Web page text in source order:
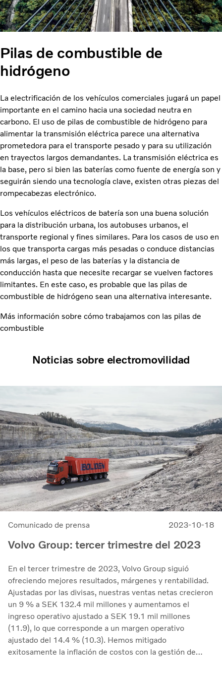
Pilas de combustible de
hidrógeno
La electrificación de los vehículos comerciales jugará un papel
importante en el camino hacia una sociedad neutra en
carbono. El uso de pilas de combustible de hidrógeno para
alimentar la transmisión eléctrica parece una alternativa
prometedora para el transporte pesado y para su utilización
en trayectos largos demandantes. La transmisión eléctrica es
la base, pero si bien las baterías como fuente de energía son y
seguirán siendo una tecnología clave, existen otras piezas del
rompecabezas electrónico.
Los vehículos eléctricos de batería son una buena solución
para la distribución urbana, los autobuses urbanos, el
transporte regional y fines similares. Para los casos de uso en
los que transporta cargas más pesadas o conduce distancias
más largas, el peso de las baterías y la distancia de
conducción hasta que necesite recargar se vuelven factores
limitantes. En este caso, es probable que las pilas de
combustible de hidrógeno sean una alternativa interesante.
Más información sobre cómo trabajamos con las pilas de
combustible
Noticias sobre electromovilidad
Comunicado de prensa 2023-10-18
Volvo Group: tercer trimestre del 2023
En el tercer trimestre de 2023, Volvo Group siguió
ofreciendo mejores resultados, márgenes y rentabilidad.
Ajustadas por las divisas, nuestras ventas netas crecieron
un 9 % a SEK 132.4 mil millones y aumentamos el
ingreso operativo ajustado a SEK 19.1 mil millones
(11.9), lo que corresponde a un margen operativo
ajustado del 14.4 % (10.3). Hemos mitigado
exitosamente la inflación de costos con la gestión de